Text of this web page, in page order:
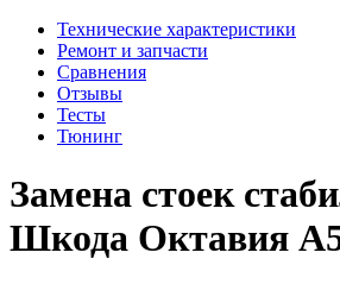
Технические характеристики
Ремонт и запчасти
Сравнения
Отзывы
Тесты
Тюнинг
Замена стоек
Шкода Октавия